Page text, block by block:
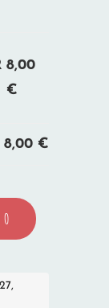
8,00
€
8,00 €